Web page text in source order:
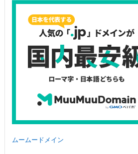
ムームードメイン